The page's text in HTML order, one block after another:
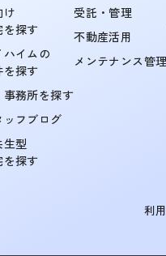
け
を探す
ハイムの
を探す
事務所を探す
フブログ
生型
を探す
受託・管理
不動産活用
メンテナンス管理
利